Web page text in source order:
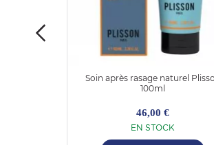
Soin après rasage naturel
100ml
46,00 €
EN STOCK